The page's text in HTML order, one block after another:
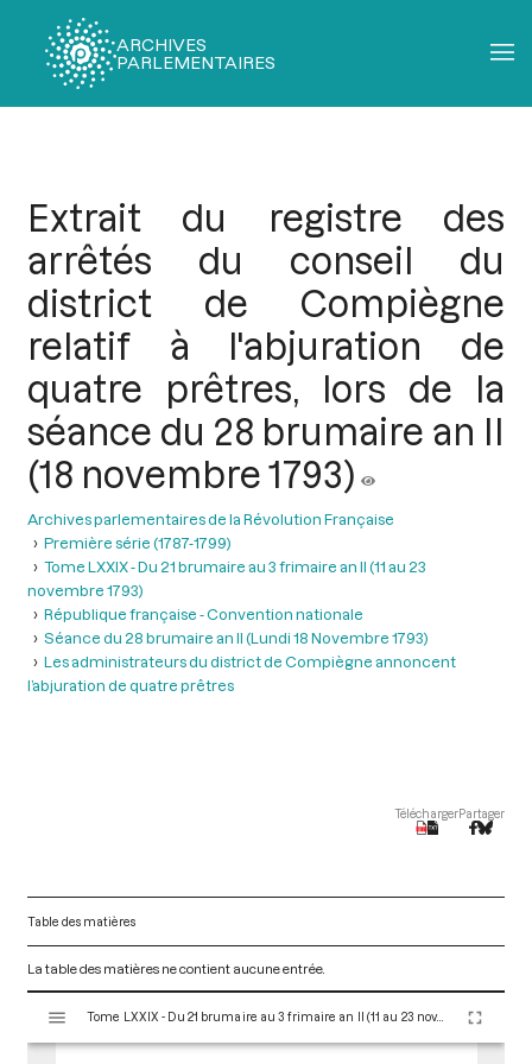
ARCHIVES
PARLEMENTAIRES
Extrait du registre des
arrêtés du conseil du
district de Compiègne
relatif à l'abjuration de
quatre prêtres, lors de la
séance du 28 brumaire an II
(18 novembre 1793)
Archives parlementaires de la Révolution Française
Première série (1787-1799)
Tome LXXIX - Du 21 brumaire au 3 frimaire an II (11 au 23
novembre 1793)
République française - Convention nationale
Séance du 28 brumaire an II (Lundi 18 Novembre 1793)
Les administrateurs du district de Compiègne annoncent
l’abjuration de quatre prêtres
TéléchargerPartager
Table des matières
La table des matières ne contient aucune entrée.
s
Tome LXXIX - Du 21 brumaire au 3 frimaire an II (11 au 23 novembre 1793)